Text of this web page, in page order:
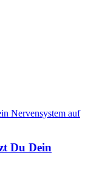
Du Dein